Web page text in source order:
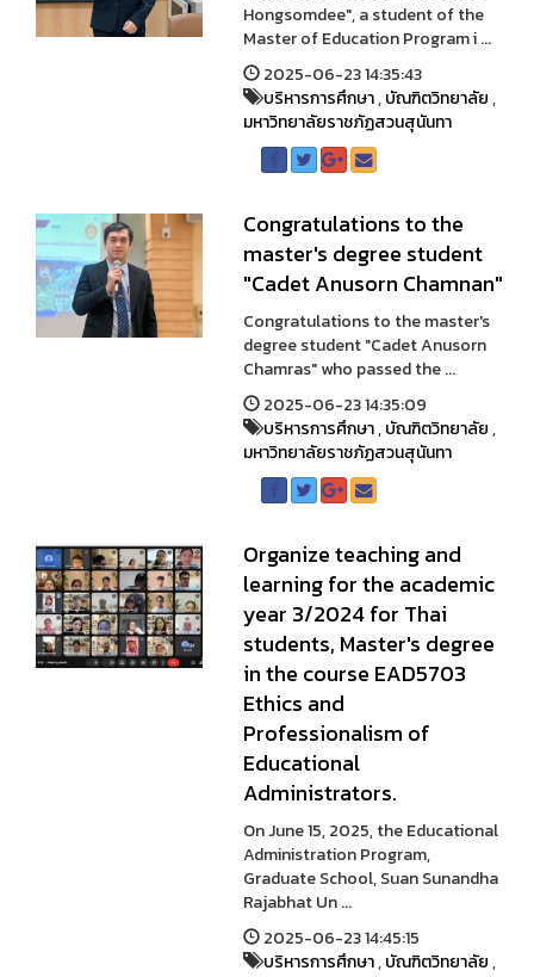
Hongsomdee", a student of the
Master of Education Program i ...
2025-06-23 14:35:43
บริหารการศึกษา,บัณฑิตวิทยาลัย,
มหาวิทยาลัยราชภัฏสวนสุนันทา
Congratulations to the
master's degree student
"Cadet Anusorn Chamnan"
Congratulations to the master's
degree student "Cadet Anusorn
Chamras" who passed the ...
2025-06-23 14:35:09
บริหารการศึกษา,บัณฑิตวิทยาลัย,
มหาวิทยาลัยราชภัฏสวนสุนันทา
Organize teaching and
learning for the academic
year 3/2024 for Thai
students, Master's degree
in the course EAD5703
Ethics and
Professionalism of
Educational
Administrators.
On June 15, 2025, the Educational
Administration Program,
Graduate School, Suan Sunandha
Rajabhat Un ...
2025-06-23 14:45:15
บริหารการศึกษา,บัณฑิตวิทยาลัย,